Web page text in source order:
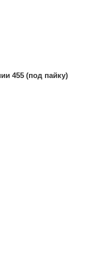
455 (под пайку)